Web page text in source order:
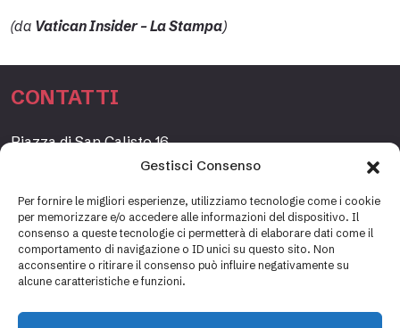
Gestisci Consenso
Per fornire le migliori esperienze, utilizziamo tecnologie come i cookie
per memorizzare e/o accedere alle informazioni del dispositivo. Il
consenso a queste tecnologie ci permetterà di elaborare dati come il
comportamento di navigazione o ID unici su questo sito. Non
acconsentire o ritirare il consenso può influire negativamente su
alcune caratteristiche e funzioni.
(da Vatican Insider – La Stampa)
CONTATTI
Piazza di San Calisto 16,
www.fondazioneetagrande.org
SEGRETERIA